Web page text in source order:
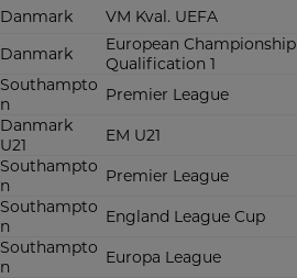
Danmark VM Kval. UEFA
Danmark
European Championship
Qualification 1
Southampto
n
Premier League
Danmark
U21
EM U21
Southampto
n
Premier League
Southampto
n
England League Cup
Southampto
n
Europa League